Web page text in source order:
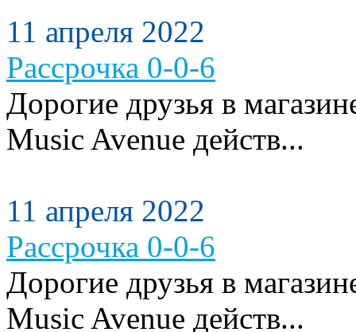
11 апреля 2022
Рассрочка 0-0-6
Дорогие друзья в
Music Avenue действ...
11 апреля 2022
Рассрочка 0-0-6
Дорогие друзья в
Music Avenue действ...